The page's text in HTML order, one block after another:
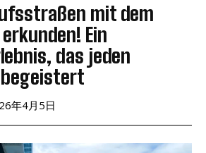
mit dem
Ein
das jeden
年4月5日